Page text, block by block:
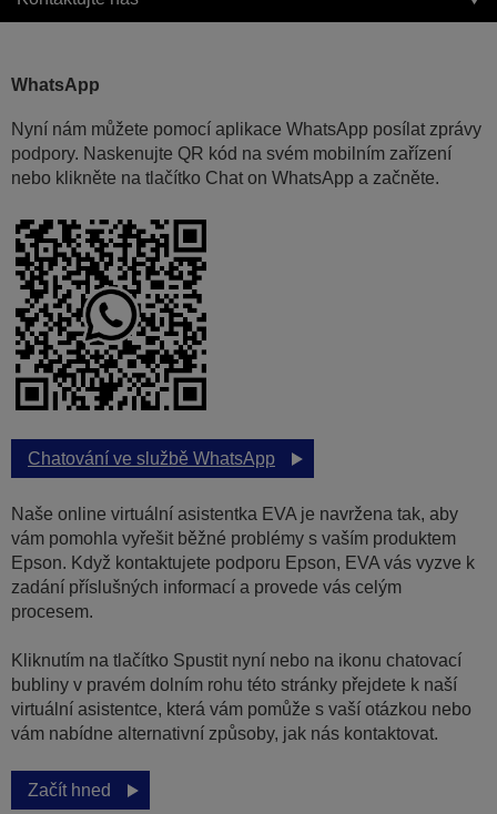
WhatsApp
Nyní nám můžete pomocí aplikace WhatsApp posílat zprávy
podpory. Naskenujte QR kód na svém mobilním zařízení
nebo klikněte na tlačítko Chat on WhatsApp a začněte.
Chatování ve službě WhatsApp
Naše online virtuální asistentka EVA je navržena tak, aby
vám pomohla vyřešit běžné problémy s vaším produktem
Epson. Když kontaktujete podporu Epson, EVA vás vyzve k
zadání příslušných informací a provede vás celým
procesem.
Kliknutím na tlačítko Spustit nyní nebo na ikonu chatovací
bubliny v pravém dolním rohu této stránky přejdete k naší
virtuální asistentce, která vám pomůže s vaší otázkou nebo
vám nabídne alternativní způsoby, jak nás kontaktovat.
Začít hned